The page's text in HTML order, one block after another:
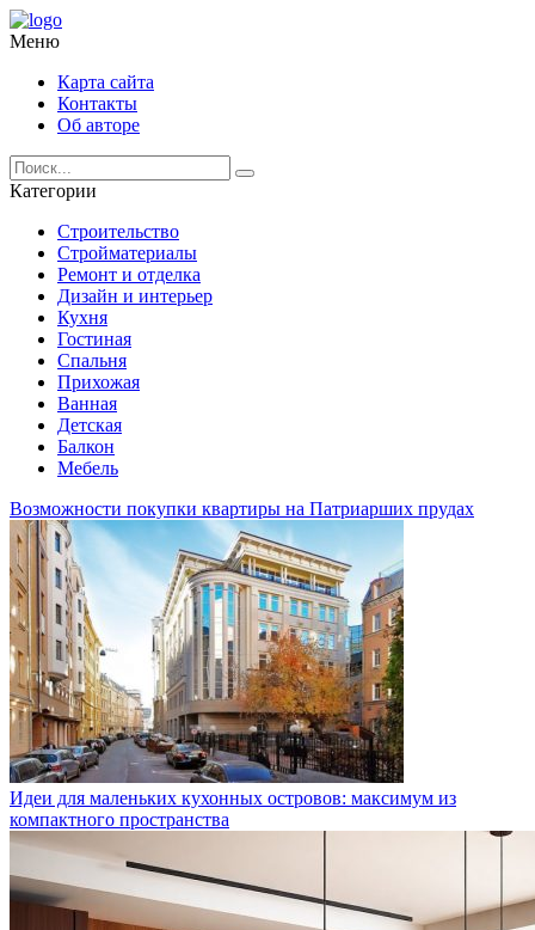
Меню
Карта сайта
Контакты
Об авторе
Категории
Строительство
Стройматериалы
Ремонт и отделка
Дизайн и интерьер
Кухня
Гостиная
Спальня
Прихожая
Ванная
Детская
Балкон
Мебель
Возможности покупки квартиры на Патриарших прудах
Идеи для маленьких кухонных островов: максимум из
компактного пространства